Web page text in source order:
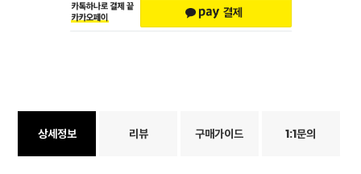
상세정보 리뷰 구매가이드 1:1문의